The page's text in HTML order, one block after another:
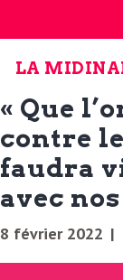
LA
« Que
contre
faudra
avec
8 février 2022 |